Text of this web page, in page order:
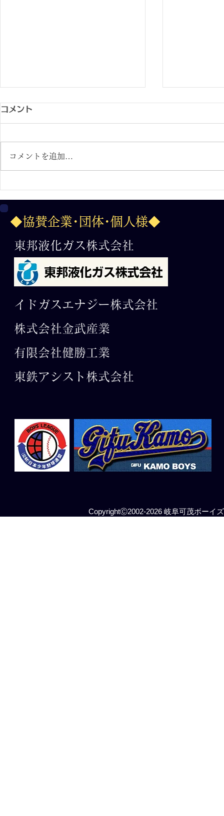
２０２６.７.３１フィットイ
球 全国選抜岐阜大会
2026.7.12
コメント
コメントを追加…
CopyrightⒸ2002-2026 岐阜可茂ボーイ
◆協賛企業･団体･個人様◆
東邦液化ガス株式会社
イドガスエナジー株式会社
株式会社金武産業
有限会社​健勝工業
東鉄アシスト株式会社